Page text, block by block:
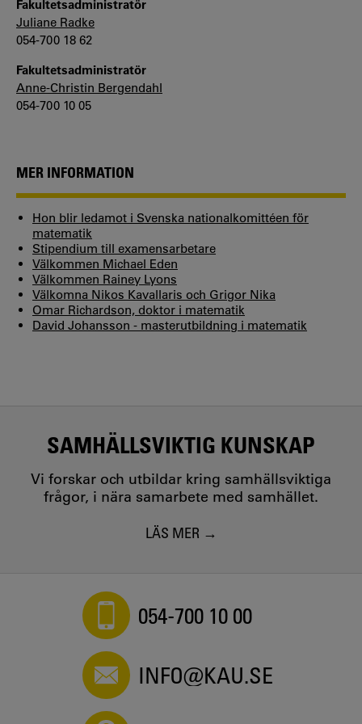
Fakultetsadministratör
Juliane Radke
054-700 18 62
Fakultetsadministratör
Anne-Christin Bergendahl
054-700 10 05
MER INFORMATION
Hon blir ledamot i Svenska nationalkomittéen för
matematik
Stipendium till examensarbetare
Välkommen Michael Eden
Välkommen Rainey Lyons
Välkomna Nikos Kavallaris och Grigor Nika
Omar Richardson, doktor i matematik
David Johansson - masterutbildning i matematik
SAMHÄLLSVIKTIG KUNSKAP
Vi forskar och utbildar kring samhällsviktiga
frågor, i nära samarbete med samhället.
LÄS MER
054-700 10 00
INFO@KAU.SE